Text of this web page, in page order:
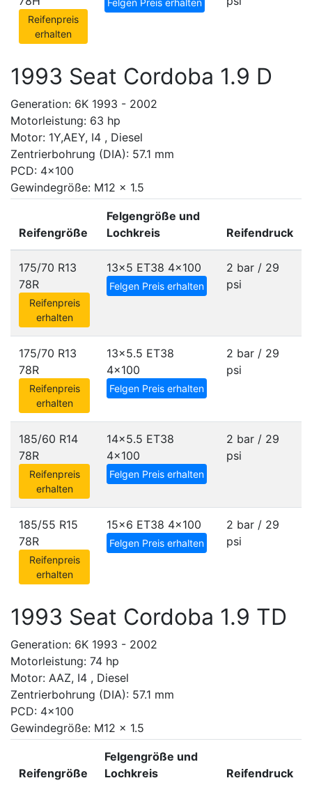
Reifenpreis
erhalten
Felgen Preis erhalten
1993 Seat Cordoba 1.9 D
Generation: 6K 1993 - 2002
Motorleistung: 63 hp
Motor: 1Y,AEY, I4 , Diesel
Zentrierbohrung (DIA): 57.1 mm
PCD: 4x100
Gewindegröße: M12 x 1.5
Reifengröße
Felgengröße und
Lochkreis
Reifendruck
175/70 R13
78R
Reifenpreis
erhalten
13x5 ET38 4x100
Felgen Preis erhalten
2 bar / 29
psi
175/70 R13
78R
Reifenpreis
erhalten
13x5.5 ET38
4x100
Felgen Preis erhalten
2 bar / 29
psi
185/60 R14
78R
Reifenpreis
erhalten
14x5.5 ET38
4x100
Felgen Preis erhalten
2 bar / 29
psi
185/55 R15
78R
Reifenpreis
erhalten
15x6 ET38 4x100
Felgen Preis erhalten
2 bar / 29
psi
1993 Seat Cordoba 1.9 TD
Generation: 6K 1993 - 2002
Motorleistung: 74 hp
Motor: AAZ, I4 , Diesel
Zentrierbohrung (DIA): 57.1 mm
PCD: 4x100
Gewindegröße: M12 x 1.5
Reifengröße
Felgengröße und
Lochkreis
Reifendruck